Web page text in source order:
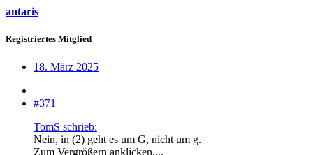
antaris
Registriertes Mitglied
18. März 2025
#371
TomS schrieb:
Nein, in (2) geht es um G, nicht um g.
Zum Vergrößern anklicken....